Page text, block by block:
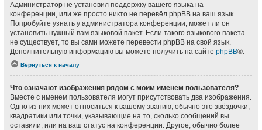
Администратор не установил поддержку вашего языка на
конференции, или же просто никто не перевёл phpBB на ваш язык.
Попробуйте узнать у администратора конференции, может ли он
установить нужный вам языковой пакет. Если такого языкового пакета
не существует, то вы сами можете перевести phpBB на свой язык.
Дополнительную информацию вы можете получить на сайте phpBB®.
Вернуться к началу
Что означают изображения рядом с моим именем пользователя?
Вместе с именем пользователя могут присутствовать два изображения.
Одно из них может относиться к вашему званию, обычно это звёздочки,
квадратики или точки, указывающие на то, сколько сообщений вы
оставили, или на ваш статус на конференции. Другое, обычно более